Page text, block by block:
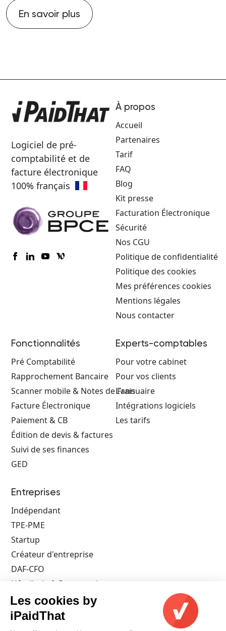
Les cookies by
iPaidThat
En savoir plus
Logiciel de pré-
comptabilité et de
facture électronique
100% français
À propos
Accueil
Partenaires
Tarif
FAQ
Blog
Kit presse
Facturation Électronique
Sécurité
Nos CGU
Politique de confidentialité
Politique des cookies
Mes préférences cookies
Mentions légales
Nous contacter
Fonctionnalités
Pré Comptabilité
Rapprochement Bancaire
Scanner mobile & Notes de Frais
Facture Électronique
Paiement & CB
Édition de devis & factures
Suivi de ses finances
GED
Experts-comptables
Pour votre cabinet
Pour vos clients
L'annuaire
Intégrations logiciels
Les tarifs
Entreprises
Indépendant
TPE-PME
Startup
Créateur d'entreprise
DAF-CFO
Hôtellerie & Restauration
Architecte
Artisan